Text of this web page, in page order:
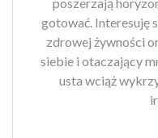
gotować. Interesuję
zdrowej żywności
siebie i otaczający
usta wciąż